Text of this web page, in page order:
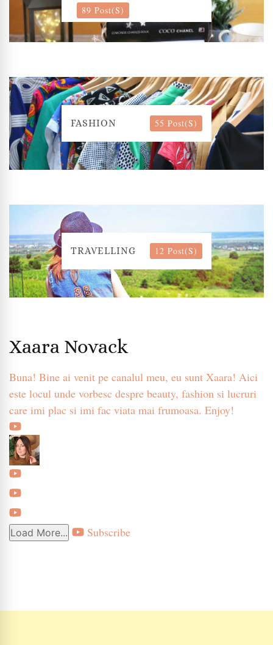
89 Post(s)
FASHION 55 Post(s)
TRAVELLING 12 Post(s)
Xaara Novack
Buna! Bine ai venit pe canalul meu, eu sunt Xaara! Aici
este locul unde vorbesc despre beauty, fashion si lucruri
care imi plac si imi fac viata mai frumoasa. Enjoy!
Load More... Subscribe